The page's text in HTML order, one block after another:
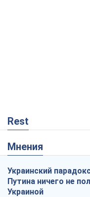
Rest
Мнения
Украинский
Путина ничего не
Украиной